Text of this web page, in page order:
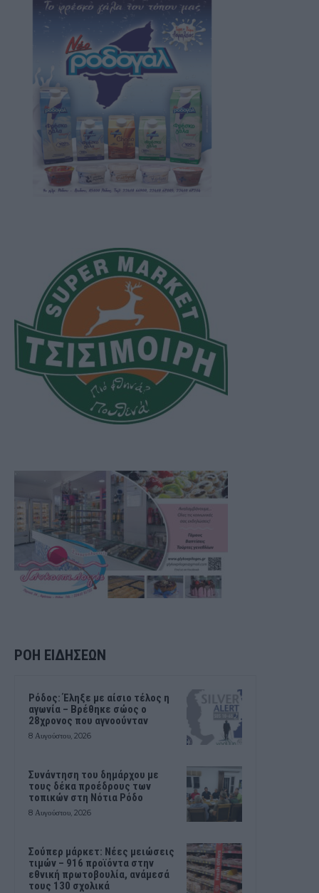
ΡΟΗ ΕΙΔΗΣΕΩΝ
Ρόδος: Έληξε με αίσιο τέλος η
αγωνία – Βρέθηκε σώος ο
28χρονος που αγνοούνταν
8 Αυγούστου, 2026
Συνάντηση του δημάρχου με
τους δέκα προέδρους των
τοπικών στη Νότια Ρόδο
8 Αυγούστου, 2026
Σούπερ μάρκετ: Νέες μειώσεις
τιμών – 916 προϊόντα στην
εθνική πρωτοβουλία, ανάμεσά
τους 130 σχολικά